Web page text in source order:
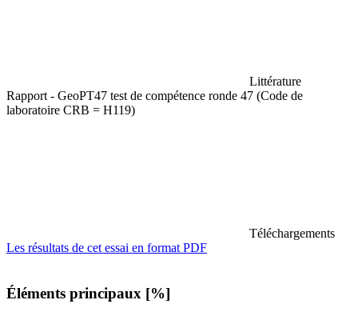
Littérature
Rapport - GeoPT47 test de compétence ronde 47 (Code de
laboratoire CRB = H119)
Téléchargements
Les résultats de cet essai en format PDF
Éléments principaux [%]